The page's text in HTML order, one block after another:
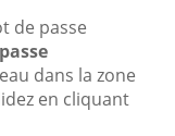
de passe
dans la zone
en cliquant